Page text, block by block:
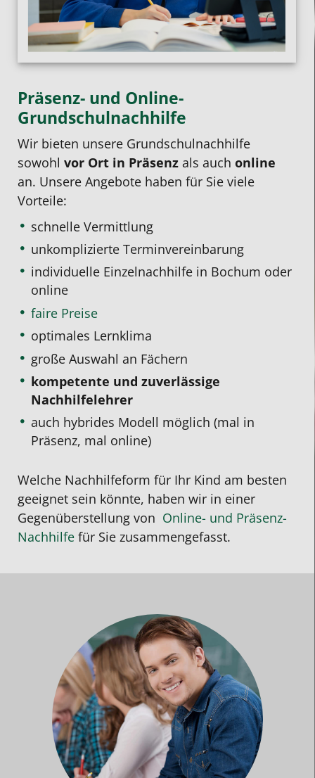
Präsenz- und Online-
Grundschulnachhilfe
Wir bieten unsere Grundschulnachhilfe
sowohl vor Ort in Präsenz als auch online
an. Unsere Angebote haben für Sie viele
Vorteile:
schnelle Vermittlung
unkomplizierte Terminvereinbarung
individuelle Einzelnachhilfe in Bochum oder
online
faire Preise
optimales Lernklima
große Auswahl an Fächern
kompetente und zuverlässige
Nachhilfelehrer
auch hybrides Modell möglich (mal in
Präsenz, mal online)
Welche Nachhilfeform für Ihr Kind am besten
geeignet sein könnte, haben wir in einer
Gegenüberstellung von Online- und Präsenz-
Nachhilfe für Sie zusammengefasst.